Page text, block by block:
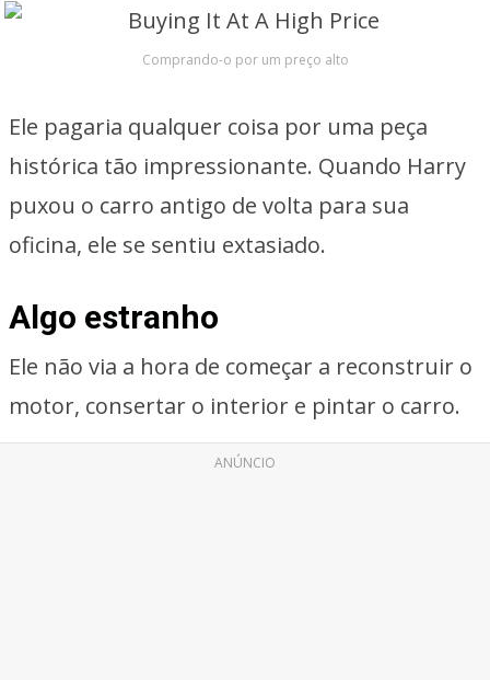
Comprando-o por um preço alto
Ele pagaria qualquer coisa por uma peça
histórica tão impressionante. Quando Harry
puxou o carro antigo de volta para sua
oficina, ele se sentiu extasiado.
Algo estranho
Ele não via a hora de começar a reconstruir o
motor, consertar o interior e pintar o carro.
ANÚNCIO